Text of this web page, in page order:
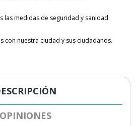
las medidas de seguridad y sanidad.
con nuestra ciudad y sus ciudadanos.
OPINIONES